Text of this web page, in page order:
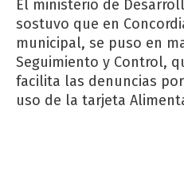
El ministerio de
sostuvo que en
municipal, se puso en
Seguimiento y Control,
facilita las denuncias
uso de la tarjeta